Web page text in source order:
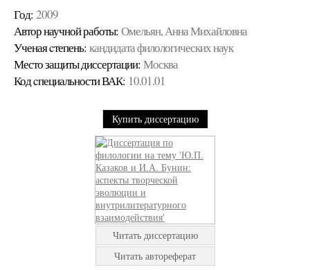
Год: 2009
Автор научной работы: Омельян, Анна Михайловна
Ученая cтепень: кандидата филологических наук
Место защиты диссертации: Москва
Код cпециальности ВАК: 10.01.01
Купить диссертацию
Читать диссертацию
Читать автореферат